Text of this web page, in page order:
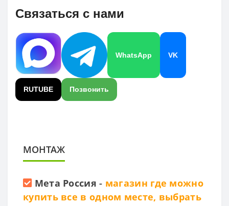
Связаться с нами
WhatsApp VK
RUTUBE Позвонить
МОНТАЖ
Мета Россия - магазин где можно
купить все в одном месте, выбрать